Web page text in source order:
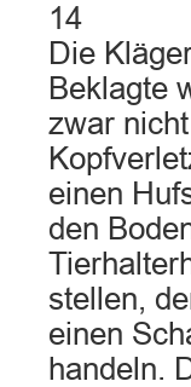
14
Die
Beklagte
zwar
einen
den
stellen,
einen
handeln.